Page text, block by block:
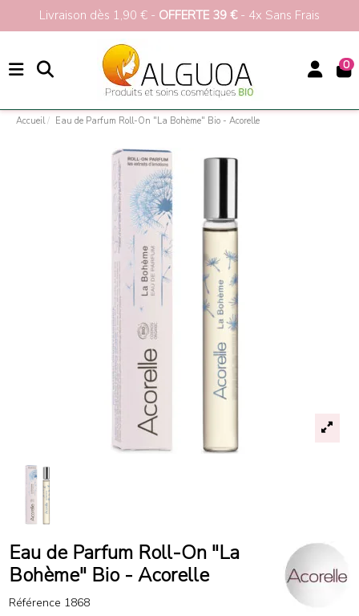
Livraison dès 1,90 € - OFFERTE 39 €- 4x Sans Frais
0
Accueil Eau de Parfum Roll-On "La Bohème" Bio - Acorelle
Eau de Parfum Roll-On "La
Bohème" Bio - Acorelle
Référence 1868